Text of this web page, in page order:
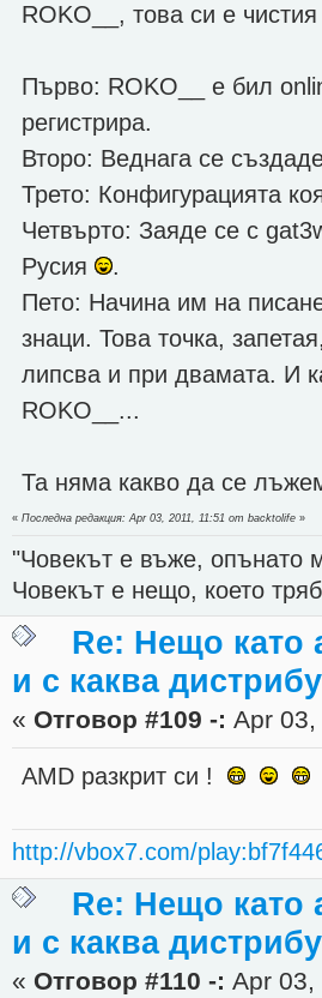
ROKO__, това си е
Първо: ROKO__ e бил
регистрира.
Второ: Веднага се
Трето: Конфигурацията
Четвърто: Заяде се с
Русия
.
Пето: Начина им на
знаци. Това точка,
липсва и при двамата. И
ROKO__...
Та няма какво да се
«Последна редакция: Apr 03, 2011, 11:51 от backtolife »
"Човекът е въже, опънато
Човекът е нещо, което
Re: Нещо като
и с каква
« Отговор #109 -: Apr
AMD разкрит си !
http://vbox7.com/
Re: Нещо като
и с каква
« Отговор #110 -: Apr 03,